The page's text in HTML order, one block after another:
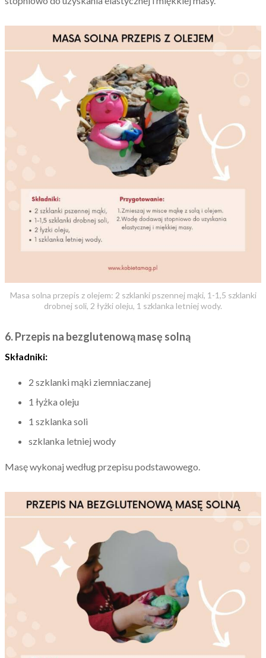
Masa solna przepis z olejem: 2 szklanki pszennej mąki, 1-1,5 szklanki
drobnej soli, 2 łyżki oleju, 1 szklanka letniej wody.
6. Przepis na bezglutenową masę solną
Składniki:
2 szklanki mąki ziemniaczanej
1 łyżka oleju
1 szklanka soli
szklanka letniej wody
Masę wykonaj według przepisu podstawowego.